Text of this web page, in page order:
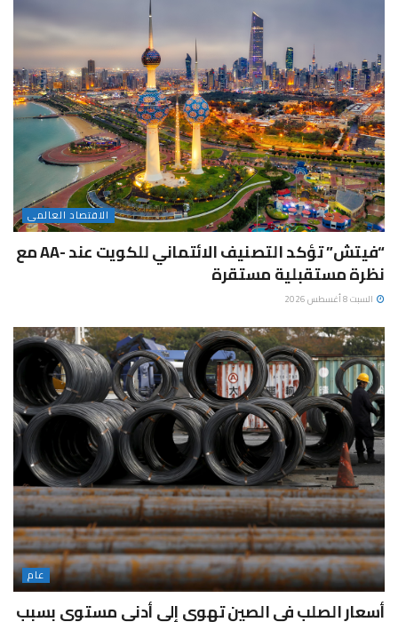
الاقتصاد العالمى
“فيتش” تؤكد التصنيف الائتماني للكويت عند -AA مع
نظرة مستقبلية مستقرة
السبت 8 أغسطس 2026
عام
أسعار الصلب في الصين تهوي إلى أدنى مستوى بسبب